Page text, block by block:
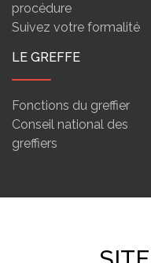
procédure
Suivez votre formalité
LE GREFFE
Fonctions du greffier
Conseil national des
greffiers